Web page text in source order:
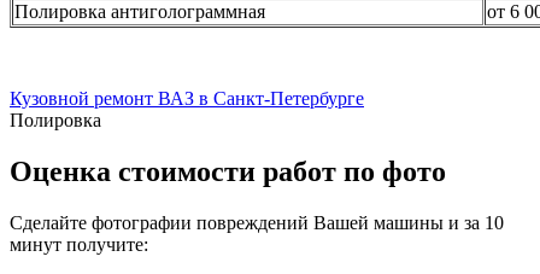
Полировка антиголограммная
от 6
Кузовной ремонт ВАЗ в Санкт-Петербурге
Полировка
Оценка стоимости работ по фото
Сделайте фотографии повреждений Вашей машины и за 10
минут получите: